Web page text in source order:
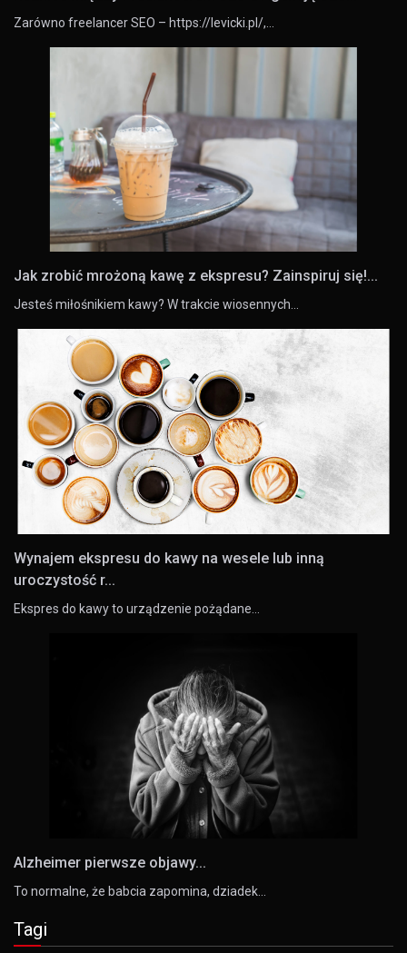
Zarówno freelancer SEO – https://levicki.pl/,…
Jak zrobić mrożoną kawę z ekspresu? Zainspiruj się!...
Jesteś miłośnikiem kawy? W trakcie wiosennych…
Wynajem ekspresu do kawy na wesele lub inną
uroczystość r...
Ekspres do kawy to urządzenie pożądane…
Alzheimer pierwsze objawy...
To normalne, że babcia zapomina, dziadek…
Tagi